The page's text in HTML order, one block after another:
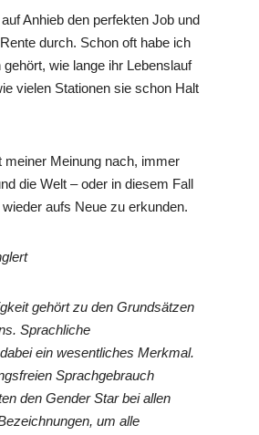
Anhieb den perfekten Job und
durch. Schon oft habe ich
wie lange ihr Lebenslauf
vielen Stationen sie schon Halt
meiner Meinung nach, immer
die Welt – oder in diesem Fall
aufs Neue zu erkunden.
gehört zu den Grundsätzen
Sprachliche
ein wesentliches Merkmal.
Sprachgebrauch
den Gender Star bei allen
um alle